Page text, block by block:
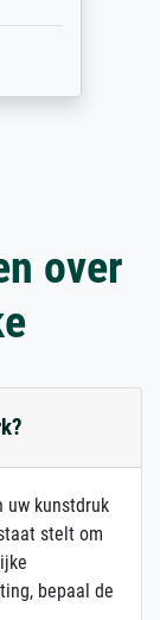
over
uw kunstdruk
stelt om
bepaal de